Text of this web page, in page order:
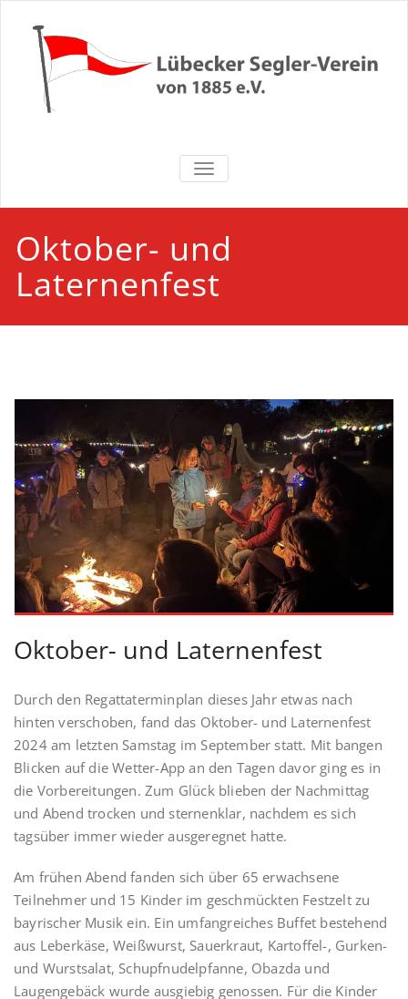
springen
von 1885 e.V.
NAVIGATION UMSCHALTEN
Oktober- und
Laternenfest
Oktober- und Laternenfest
Durch den Regattaterminplan dieses Jahr etwas nach
hinten verschoben, fand das Oktober- und Laternenfest
2024 am letzten Samstag im September statt. Mit bangen
Blicken auf die Wetter-App an den Tagen davor ging es in
die Vorbereitungen. Zum Glück blieben der Nachmittag
und Abend trocken und sternenklar, nachdem es sich
tagsüber immer wieder ausgeregnet hatte.
Am frühen Abend fanden sich über 65 erwachsene
Teilnehmer und 15 Kinder im geschmückten Festzelt zu
bayrischer Musik ein. Ein umfangreiches Buffet bestehend
aus Leberkäse, Weißwurst, Sauerkraut, Kartoffel-, Gurken-
und Wurstsalat, Schupfnudelpfanne, Obazda und
Laugengebäck wurde ausgiebig genossen. Für die Kinder